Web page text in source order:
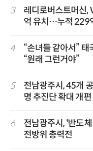
3
레디로버스트머신,
억 유치…누적 229
4
“손녀들 같아서” 태
“원래 그런거야”
5
전남광주시, 45개
명 추진단 확대 개편
6
전남광주시, '반도
전방위 총력전